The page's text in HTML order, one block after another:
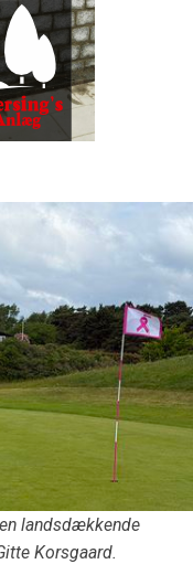
landsdækkende
Korsgaard.